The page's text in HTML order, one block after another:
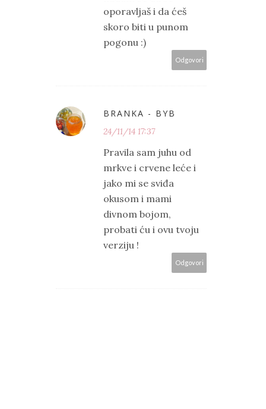
oporavljaš i da ćeš
skoro biti u punom
pogonu :)
Odgovori
BRANKA - BYB
24/11/14 17:37
Pravila sam juhu od
mrkve i crvene leće i
jako mi se sviđa
okusom i mami
divnom bojom,
probati ću i ovu tvoju
verziju !
Odgovori